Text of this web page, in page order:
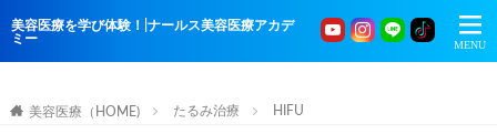
美容医療を学び体験！|ナールス美容医療アカデ
ミー
美容医療（HOME) たるみ治療 HIFU